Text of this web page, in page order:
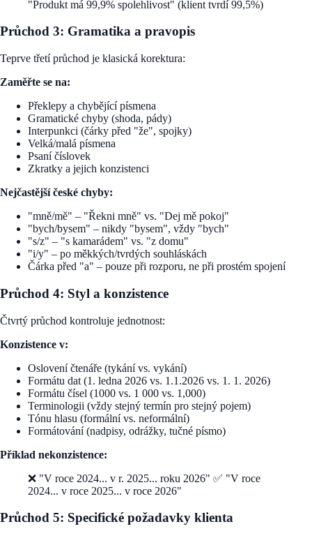
"Produkt má 99,9% spolehlivost" (klient tvrdí 99,5%)
Průchod 3: Gramatika a pravopis
Teprve třetí průchod je klasická korektura:
Zaměřte se na:
Překlepy a chybějící písmena
Gramatické chyby (shoda, pády)
Interpunkci (čárky před "že", spojky)
Velká/malá písmena
Psaní číslovek
Zkratky a jejich konzistenci
Nejčastější české chyby:
"mně/mě" – "Řekni mně" vs. "Dej mě pokoj"
"bych/bysem" – nikdy "bysem", vždy "bych"
"s/z" – "s kamarádem" vs. "z domu"
"i/y" – po měkkých/tvrdých souhláskách
Čárka před "a" – pouze při rozporu, ne při prostém spojení
Průchod 4: Styl a konzistence
Čtvrtý průchod kontroluje jednotnost:
Konzistence v:
Oslovení čtenáře (tykání vs. vykání)
Formátu dat (1. ledna 2026 vs. 1.1.2026 vs. 1. 1. 2026)
Formátu čísel (1000 vs. 1 000 vs. 1,000)
Terminologii (vždy stejný termín pro stejný pojem)
Tónu hlasu (formální vs. neformální)
Formátování (nadpisy, odrážky, tučné písmo)
Příklad nekonzistence:
❌ "V roce 2024... v r. 2025... roku 2026" ✅ "V roce
2024... v roce 2025... v roce 2026"
Průchod 5: Specifické požadavky klienta